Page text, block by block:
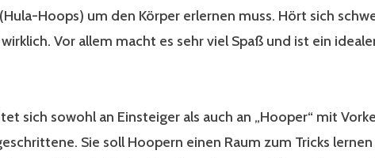
Hoops) um den Körper erlernen muss. Hört sich
Vor allem macht es sehr viel Spaß und ist ein
sich sowohl an Einsteiger als auch an „Hooper“ mit
Sie soll Hoopern einen Raum zum Tricks